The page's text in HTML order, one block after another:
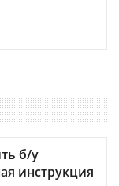
б/у
инструкция